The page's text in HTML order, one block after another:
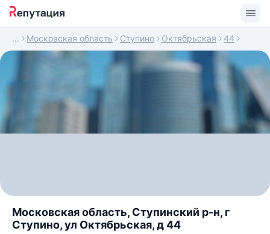
Московская область Ступино Октябрьская 44
Московская область, Ступинский р-н, г
Ступино, ул Октябрьская, д 44